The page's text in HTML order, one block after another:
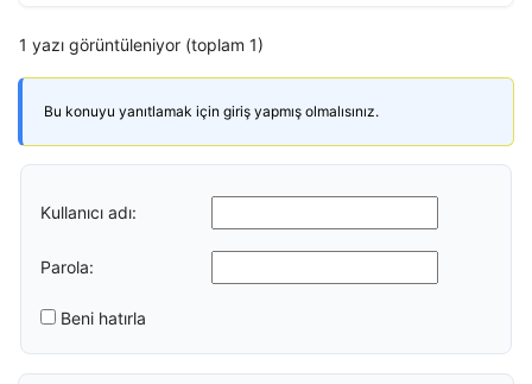
1 yazı görüntüleniyor (toplam 1)
Bu konuyu yanıtlamak için giriş yapmış olmalısınız.
Kullanıcı adı:
Parola:
Beni hatırla